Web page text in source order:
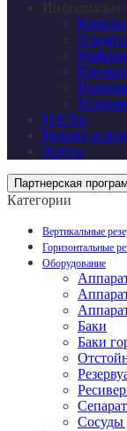
О
ГОСТы
Ремонт
Услуги
Партнерская
Категории
Вертикальные
Горизонтальные
Оборудование
Баки
Баки
Сосуды